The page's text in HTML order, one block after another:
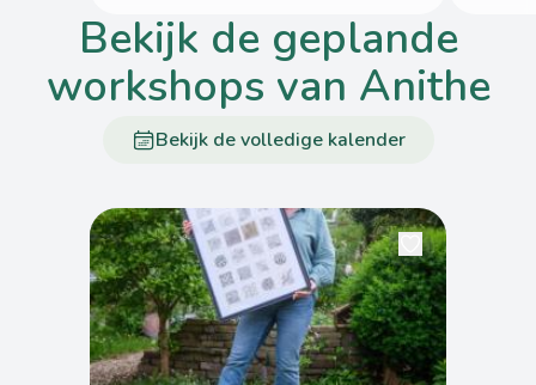
bekijk de geplande
workshops van Anithe
Bekijk de volledige kalender